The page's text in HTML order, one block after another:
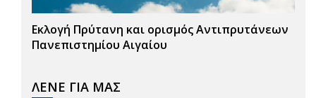
Εκλογή Πρύτανη και ορισμός Αντιπρυτάνεων
Πανεπιστημίου Αιγαίου
ΛΕΝΕ ΓΙΑ ΜΑΣ